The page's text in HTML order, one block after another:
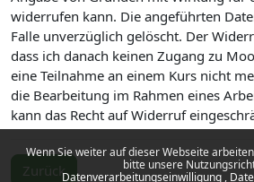
Wenn Sie weiter auf dieser Webseite
bitte unsere
Datenverarbeitungseinwilligung
widerrufen kann. Die angeführten
Falle unverzüglich gelöscht. Der
dass ich danach keinen Zugang zu
eine Teilnahme an einem Kurs nicht
die Bearbeitung im Rahmen eines
kann das Recht auf Widerruf
Zurück